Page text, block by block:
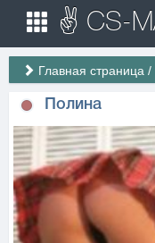
Главная страница /
Полина